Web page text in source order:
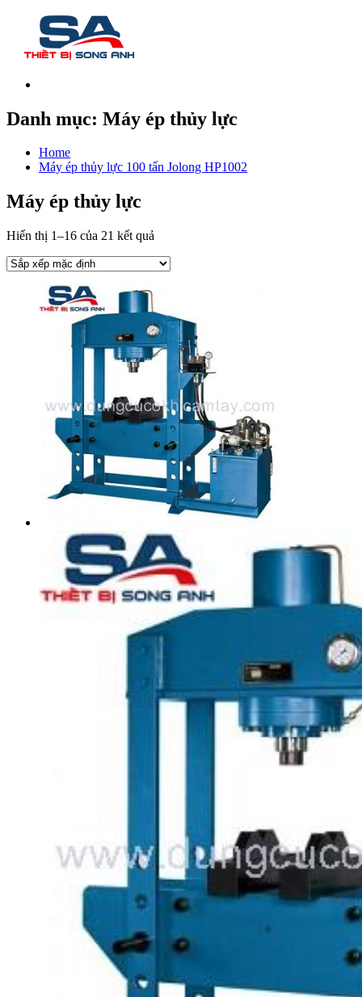
Danh mục: Máy ép thủy lực
Home
Máy ép thủy lực 100 tấn Jolong HP1002
Máy ép thủy lực
Hiển thị 1–16 của 21 kết quả